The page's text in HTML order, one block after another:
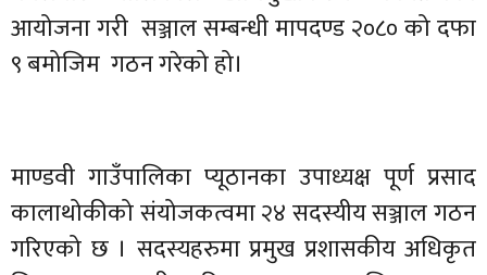
आयोजना गरी सञ्जाल सम्बन्धी मापदण्ड २०८० को दफा
९ बमोजिम गठन गरेको हो।
माण्डवी गाउँपालिका प्यूठानका उपाध्यक्ष पूर्ण प्रसाद
कालाथोकीको संयोजकत्वमा २४ सदस्यीय सञ्जाल गठन
गरिएको छ । सदस्यहरुमा प्रमुख प्रशासकीय अधिकृत